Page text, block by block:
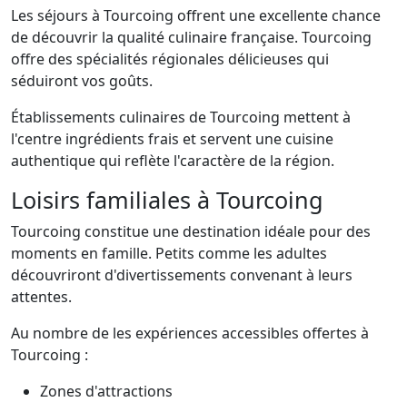
Les séjours à Tourcoing offrent une excellente chance
de découvrir la qualité culinaire française. Tourcoing
offre des spécialités régionales délicieuses qui
séduiront vos goûts.
Établissements culinaires de Tourcoing mettent à
l'centre ingrédients frais et servent une cuisine
authentique qui reflète l'caractère de la région.
Loisirs familiales à Tourcoing
Tourcoing constitue une destination idéale pour des
moments en famille. Petits comme les adultes
découvriront d'divertissements convenant à leurs
attentes.
Au nombre de les expériences accessibles offertes à
Tourcoing :
Zones d'attractions